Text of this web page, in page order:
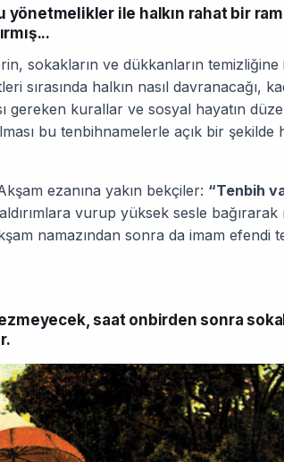
yönetmelikler ile halkın rahat bir
sokakların ve dükkanların temizliğine
sırasında halkın nasıl davranacağı,
gereken kurallar ve sosyal hayatın
bu tenbihnamelerle açık bir şekilde
ezanına yakın bekçiler: “Tenbih
vurup yüksek sesle bağırarak
namazından sonra da imam efendi
saat onbirden sonra